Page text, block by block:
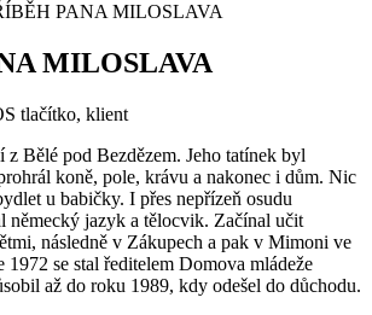
PANA MILOSLAVA
MILOSLAVA
z Bělé pod Bezdězem. Jeho tatínek byl
koně, pole, krávu a nakonec i dům. Nic
u babičky. I přes nepřízeň osudu
německý jazyk a tělocvik. Začínal učit
následně v Zákupech a pak v Mimoni ve
se stal ředitelem Domova mládeže
až do roku 1989, kdy odešel do důchodu.